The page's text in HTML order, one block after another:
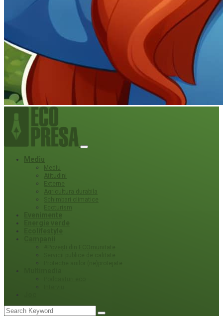
Mediu
Mediu
Atitudini
Externe
Agricultura durabila
Schimbari climatice
Ecoturism